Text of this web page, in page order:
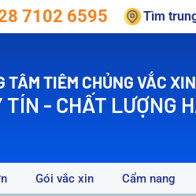
7102 6595 Tìm
TÂM TIÊM CHỦNG VẮC
TÍN - CHẤT LƯỢNG
Gói vắc xin Cẩm nang